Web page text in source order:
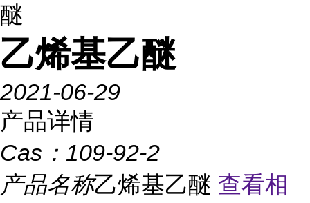
醚
乙烯基乙醚
2021-06-29
产品详情
Cas： 109-92-2
产品名称乙烯基乙醚 查看相